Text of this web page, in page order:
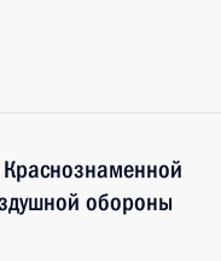
обороны